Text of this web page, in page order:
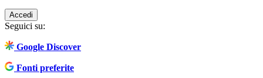
Accedi
Seguici su:
Google Discover
Fonti preferite